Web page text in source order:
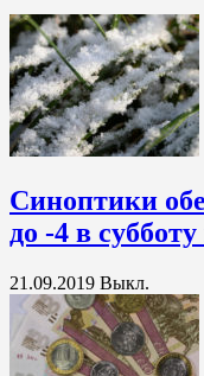
Синоптики
до -4 в
21.09.2019 Выкл.